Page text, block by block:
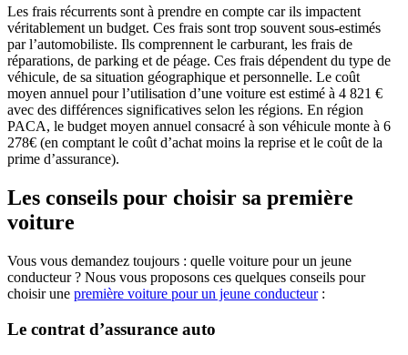
Les frais récurrents sont à prendre en compte car ils impactent
véritablement un budget. Ces frais sont trop souvent sous-estimés
par l’automobiliste. Ils comprennent le carburant, les frais de
réparations, de parking et de péage. Ces frais dépendent du type de
véhicule, de sa situation géographique et personnelle. Le coût
moyen annuel pour l’utilisation d’une voiture est estimé à 4 821 €
avec des différences significatives selon les régions. En région
PACA, le budget moyen annuel consacré à son véhicule monte à 6
278€ (en comptant le coût d’achat moins la reprise et le coût de la
prime d’assurance).
Les conseils pour choisir sa première
voiture
Vous vous demandez toujours : quelle voiture pour un jeune
conducteur ? Nous vous proposons ces quelques conseils pour
choisir une première voiture pour un jeune conducteur:
Le contrat d’assurance auto